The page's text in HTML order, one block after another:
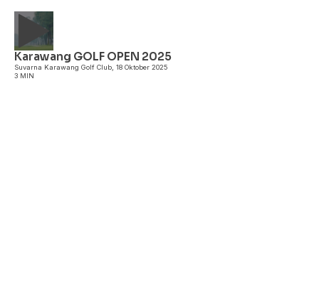
Karawang GOLF OPEN 2025
Suvarna Karawang Golf Club, 18 Oktober 2025
3 MIN